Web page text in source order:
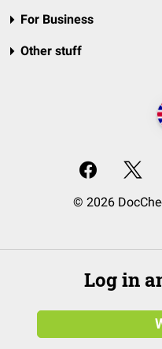
For Business
Other stuff
© 2026
Log in